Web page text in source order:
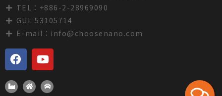
TEL：+886-2-28969090
GUI: 53105714
E-mail： info@choosenano.com